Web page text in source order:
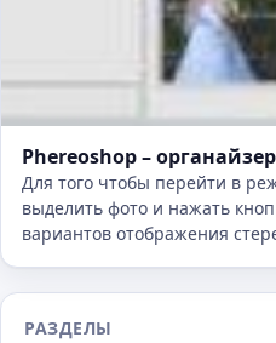
Phereoshop –
Для того чтобы перейти в
выделить фото и нажать
вариантов отображения
РАЗДЕЛЫ